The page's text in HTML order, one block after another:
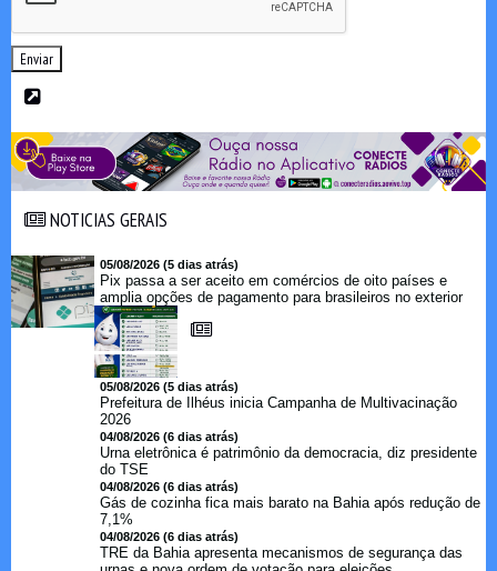
Enviar
NOTICIAS GERAIS
05/08/2026 (5 dias atrás)
Pix passa a ser aceito em comércios de oito países e
amplia opções de pagamento para brasileiros no exterior
05/08/2026 (5 dias atrás)
Prefeitura de Ilhéus inicia Campanha de Multivacinação
2026
04/08/2026 (6 dias atrás)
Urna eletrônica é patrimônio da democracia, diz presidente
do TSE
04/08/2026 (6 dias atrás)
Gás de cozinha fica mais barato na Bahia após redução de
7,1%
04/08/2026 (6 dias atrás)
TRE da Bahia apresenta mecanismos de segurança das